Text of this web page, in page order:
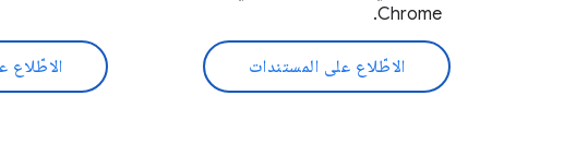
Chrome.
الاطّلاع على المستندات الاطّلاع